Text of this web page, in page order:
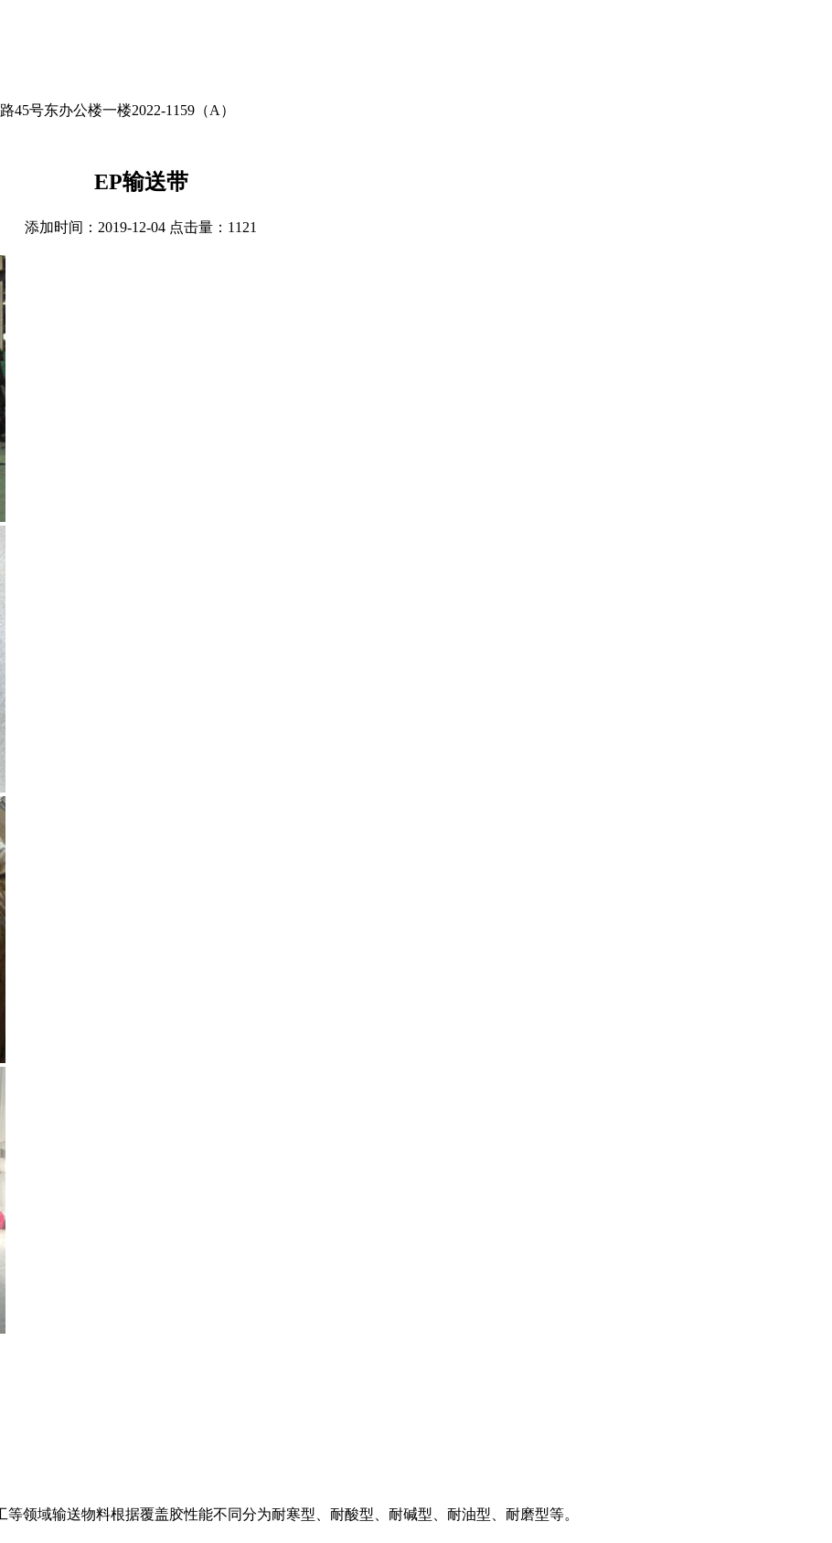
号东办公楼一楼2022-1159（A）
EP输送带
添加时间：2019-12-04 点击量： 1121
领域输送物料根据覆盖胶性能不同分为耐寒型、耐酸型、耐碱型、耐油型、耐磨型等。